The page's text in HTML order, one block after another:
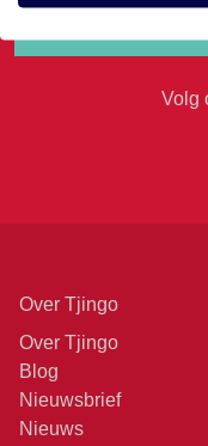
Volg
Over Tjingo
Over Tjingo
Blog
Nieuwsbrief
Nieuws